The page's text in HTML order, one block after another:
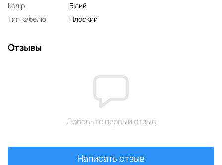
Колір
Білий
Тип кабелю
Плоский
Отзывы
Добавьте первый отзыв
Написать отзыв